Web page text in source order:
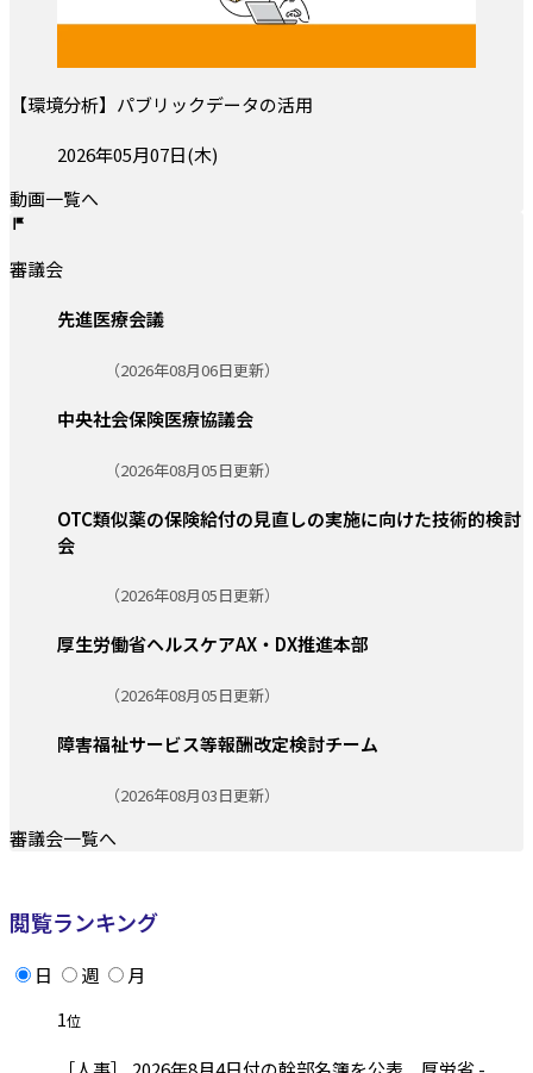
【環境分析】パブリックデータの活用
投稿日:2026年05月07日(木)
動画一覧へ
審議会
先進医療会議
（2026年08月06日更新）
中央社会保険医療協議会
（2026年08月05日更新）
OTC類似薬の保険給付の見直しの実施に向けた技術的検討
会
（2026年08月05日更新）
厚生労働省ヘルスケアAX・DX推進本部
（2026年08月05日更新）
障害福祉サービス等報酬改定検討チーム
（2026年08月03日更新）
審議会一覧へ
閲覧ランキング
日 週
月
1位